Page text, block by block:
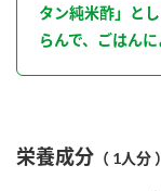
タン純米酢」と
らんで、ごはんに
栄養成分 （ 1人分 ）